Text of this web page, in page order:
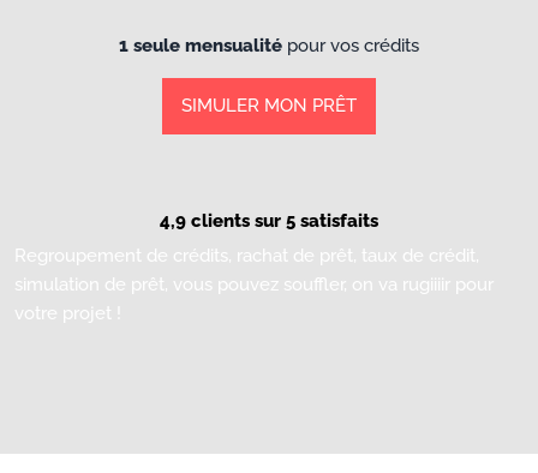
1 seule mensualité pour vos crédits
SIMULER MON PRÊT
4,9 clients sur 5 satisfaits
Regroupement de crédits, rachat de prêt, taux de crédit,
simulation de prêt, vous pouvez souffler, on va rugiiiir pour
votre projet !